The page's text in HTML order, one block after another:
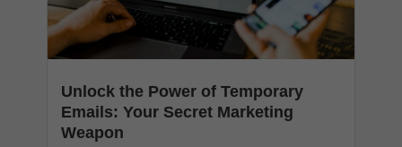
Unlock the Power of Temporary
Emails: Your Secret Marketing
Weapon